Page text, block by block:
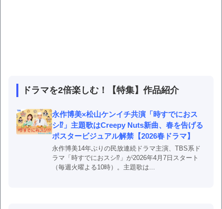
ドラマを2倍楽しむ！【特集】作品紹介
永作博美×松山ケンイチ共演「時すでにおス
シ⁉」主題歌はCreepy Nuts新曲、春を告げる
ポスタービジュアル解禁【2026春ドラマ】
永作博美14年ぶりの民放連続ドラマ主演、TBS系ド
ラマ「時すでにおスシ⁉」が2026年4月7日スタート
（毎週火曜よる10時）。主題歌は...